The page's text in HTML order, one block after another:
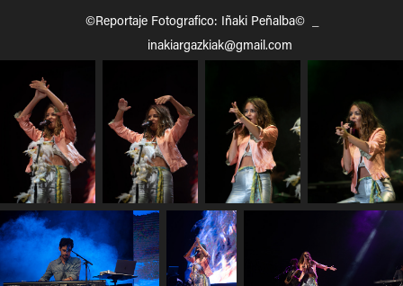
©Reportaje Fotografico: Iñaki Peñalba© _
inakiargazkiak@gmail.com